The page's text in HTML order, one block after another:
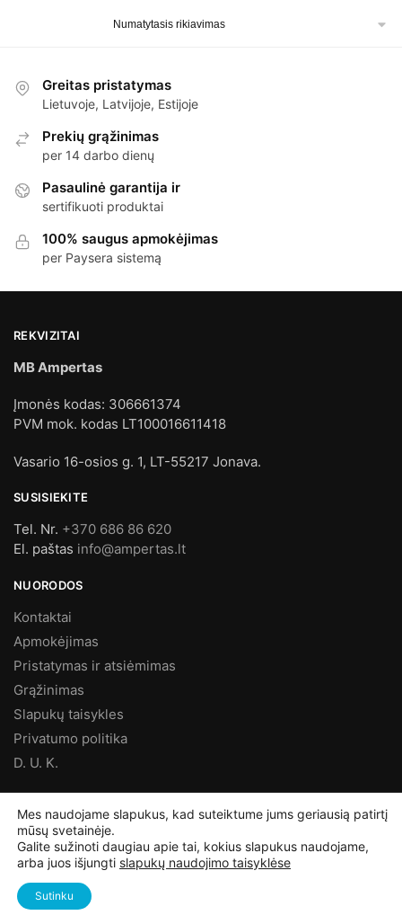
Greitas pristatymas
Lietuvoje, Latvijoje, Estijoje
Prekių grąžinimas
per 14 darbo dienų
Pasaulinė garantija ir
sertifikuoti produktai
100% saugus apmokėjimas
per Paysera sistemą
REKVIZITAI
MB Ampertas
Įmonės kodas: 306661374
PVM mok. kodas LT100016611418
Vasario 16-osios g. 1, LT-55217 Jonava.
SUSISIEKITE
Tel. Nr. +370 686 86 620
El. paštas info@ampertas.lt
NUORODOS
Kontaktai
Apmokėjimas
Pristatymas ir atsiėmimas
Grąžinimas
Slapukų taisykles
Privatumo politika
D. U. K.
Ampertas – Elektros prekės
©Ampertas.lt2025, Visos teisės saugomos
Mes naudojame slapukus, kad suteiktume jums geriausią patirtį
mūsų svetainėje.
Galite sužinoti daugiau apie tai, kokius slapukus naudojame,
arba juos išjungti slapukų naudojimo taisyklėse
Sutinku